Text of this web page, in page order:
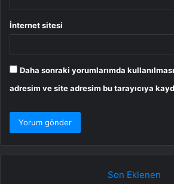
İnternet sitesi
Daha sonraki yorumlarımda
adresim ve site adresim bu tarayıcıya
Son Eklenen